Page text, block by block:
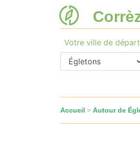
Votre ville de départ
Accueil > Autour de